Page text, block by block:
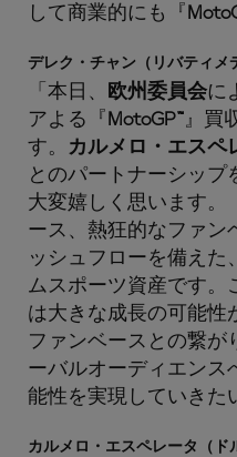
して商業的にも『
デレク・チャン（リバティメ
「本日、 欧州委員会に
アよる『 MotoGP™』買
す。
カルメロ・エスペ
とのパートナーシップ
大変嬉しく思います。
ース、熱狂的なファン
ッシュフローを備えた
ムスポーツ資産です。
は大きな成長の可能性
ファンベースとの繋が
ーバルオーディエンス
能性を実現していきた
カルメロ・エスペレータ（ド